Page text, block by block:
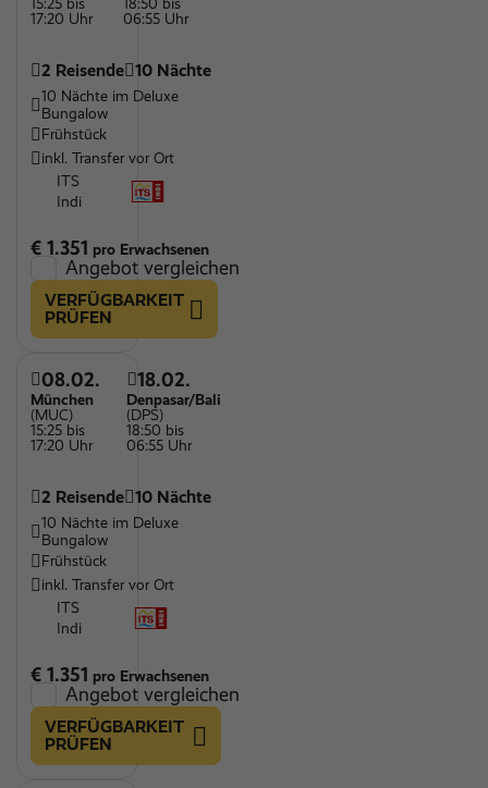
15:25 bis
17:20 Uhr
18:50 bis
06:55 Uhr
2 Reisende 10 Nächte
10 Nächte im Deluxe
Bungalow
Frühstück
inkl. Transfer vor Ort
ITS
Indi
€ 1.351 pro Erwachsenen
Angebot vergleichen
VERFÜGBARKEIT
PRÜFEN
08.02.
München
(MUC)
15:25 bis
17:20 Uhr
18.02.
Denpasar/Bali
(DPS)
18:50 bis
06:55 Uhr
2 Reisende 10 Nächte
10 Nächte im Deluxe
Bungalow
Frühstück
inkl. Transfer vor Ort
ITS
Indi
€ 1.351 pro Erwachsenen
Angebot vergleichen
VERFÜGBARKEIT
PRÜFEN